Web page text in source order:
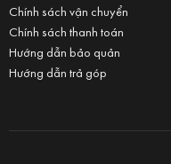
Chính sách vận chuyển
Chính sách thanh toán
Hướng dẫn bảo quản
Hướng dẫn trả góp